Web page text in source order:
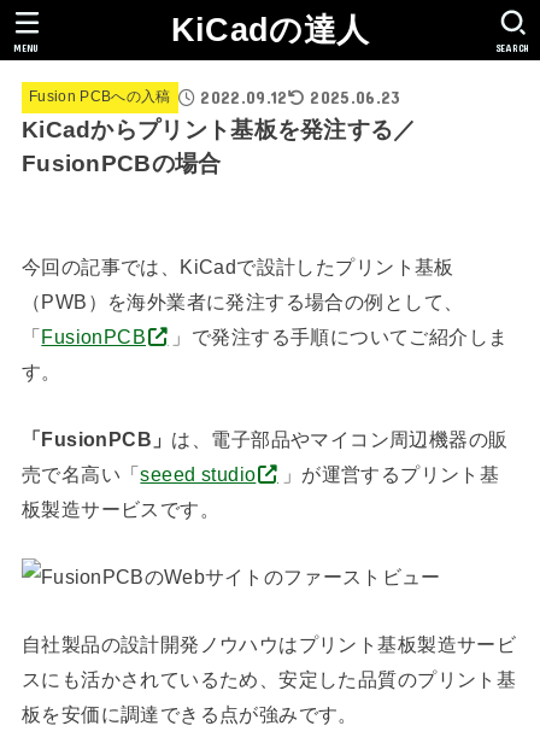
KiCadの達人 SEARCH
MENU
Fusion PCBへの入稿 2022.09.12 2025.06.23
KiCadからプリント基板を発注する／
FusionPCBの場合
今回の記事では、KiCadで設計したプリント基板
（PWB）を海外業者に発注する場合の例として、
「FusionPCB
」で発注する手順についてご紹介しま
す。
「FusionPCB」 は、電子部品やマイコン周辺機器の販
売で名高い「seeed studio
」が運営するプリント基
板製造サービスです。
自社製品の設計開発ノウハウはプリント基板製造サービ
スにも活かされているため、安定した品質のプリント基
板を安価に調達できる点が強みです。